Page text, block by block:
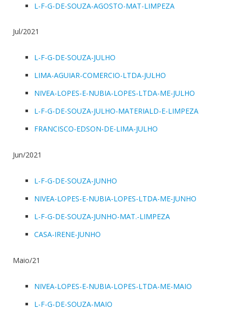
L-F-G-DE-SOUZA-AGOSTO-MAT-LIMPEZA
Jul/2021
L-F-G-DE-SOUZA-JULHO
LIMA-AGUIAR-COMERCIO-LTDA-JULHO
NIVEA-LOPES-E-NUBIA-LOPES-LTDA-ME-JULHO
L-F-G-DE-SOUZA-JULHO-MATERIALD-E-LIMPEZA
FRANCISCO-EDSON-DE-LIMA-JULHO
Jun/2021
L-F-G-DE-SOUZA-JUNHO
NIVEA-LOPES-E-NUBIA-LOPES-LTDA-ME-JUNHO
L-F-G-DE-SOUZA-JUNHO-MAT.-LIMPEZA
CASA-IRENE-JUNHO
Maio/21
NIVEA-LOPES-E-NUBIA-LOPES-LTDA-ME-MAIO
L-F-G-DE-SOUZA-MAIO